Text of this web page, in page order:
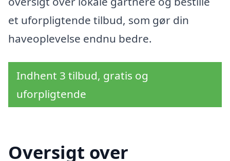
et uforpligtende tilbud, som gør din
haveoplevelse endnu bedre.
Indhent 3 tilbud, gratis og
uforpligtende
Oversigt over